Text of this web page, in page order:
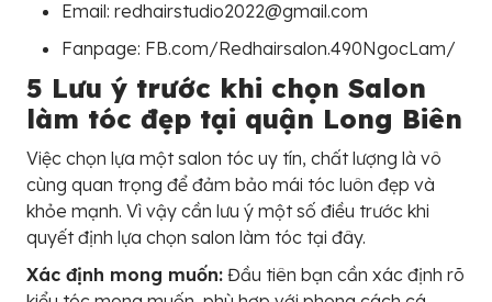
Email: redhairstudio2022@gmail.com
Fanpage: FB.com/Redhairsalon.490NgocLam/
5 Lưu ý trước khi chọn Salon
làm tóc đẹp tại quận Long Biên
Việc chọn lựa một salon tóc uy tín, chất lượng là vô
cùng quan trọng để đảm bảo mái tóc luôn đẹp và
khỏe mạnh. Vì vậy cần lưu ý một số điều trước khi
quyết định lựa chọn salon làm tóc tại đây.
Xác định mong muốn: Đầu tiên bạn cần xác định rõ